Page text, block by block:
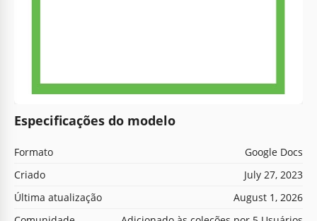
Especificações do modelo
Formato
Google Docs
Criado
July 27, 2023
Última atualização
August 1, 2026